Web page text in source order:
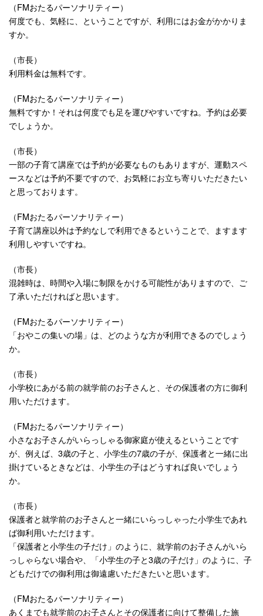
（FMおたるパーソナリティー）
何度でも、気軽に、ということですが、利用にはお金がかかりま
すか。
（市長）
利用料金は無料です。
（FMおたるパーソナリティー）
無料ですか！それは何度でも足を運びやすいですね。予約は必要
でしょうか。
（市長）
一部の子育て講座では予約が必要なものもありますが、運動スペ
ースなどは予約不要ですので、お気軽にお立ち寄りいただきたい
と思っております。
（FMおたるパーソナリティー）
子育て講座以外は予約なしで利用できるということで、ますます
利用しやすいですね。
（市長）
混雑時は、時間や入場に制限をかける可能性がありますので、ご
了承いただければと思います。
（FMおたるパーソナリティー）
「おやこの集いの場」は、どのような方が利用できるのでしょう
か。
（市長）
小学校にあがる前の就学前のお子さんと、その保護者の方に御利
用いただけます。
（FMおたるパーソナリティー）
小さなお子さんがいらっしゃる御家庭が使えるということです
が、例えば、3歳の子と、小学生の7歳の子が、保護者と一緒に出
掛けているときなどは、小学生の子はどうすれば良いでしょう
か。
（市長）
保護者と就学前のお子さんと一緒にいらっしゃった小学生であれ
ば御利用いただけます。
「保護者と小学生の子だけ」のように、就学前のお子さんがいら
っしゃらない場合や、「小学生の子と3歳の子だけ」のように、子
どもだけでの御利用は御遠慮いただきたいと思います。
（FMおたるパーソナリティー）
あくまでも就学前のお子さんとその保護者に向けて整備した施